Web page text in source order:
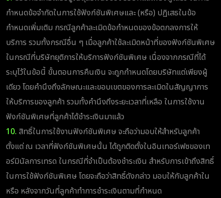
กำหนดข้อจำกัดในการใช้ฟังก์ชันพิเศษและ (หรือ) ปฏิเสธในข้อ
กำหนดเพิ่มเติม กรณีลูกค้าละเมิดข้อกำหนดของข้อตกลงการให้
บริการ รวมทั้งกรณีอื่น ๆ เมื่อลูกค้าใช้ละเมิดหน้าที่ของฟังก์ชันพิเศษ
ในกรณีที่บริษัทยุติการให้บริการฟังก์ชันพิเศษ เนื่องจากกรณีที่ได้
ระบุไว้ในข้อนี้ ขั้นตอนการคืนเงิน จะถูกกำหนดโดยบริษัทแต่เพียงผู้
เดียว โดยคำนึงถึงลักษณะและขอบเขตของการละเมิดในสัญญาการ
ให้บริการของลูกค้า รวมทั้งคำนึงถึงระยะเวลาที่เหลือ ในการใช้งาน
ฟังก์ชันพิเศษที่ลูกค้าได้ชำระเงินมาแล้ว
10. สิทธิ์ในการใช้งานฟังก์ชันพิเศษ จะถือว่ามอบให้สำหรับลูกค้า
ตั้งแต่ ณ เวลาที่ฟังก์ชันพิเศษนั้น ได้ถูกติดตั้งในอินเทอร์เฟซของเท
อร์มินัลการเทรด ในกรณีที่จำเป็นต้องชำระเงิน สำหรับการเข้าถึงสิทธิ์
ในการใช้ฟังก์ชันพิเศษ โดยจะถือว่าสิทธิ์ดังกล่าว มอบให้กับลูกค้าใน
หรือ หลังจากวันที่ลูกค้าทำการชำระเงินตามที่กำหนด